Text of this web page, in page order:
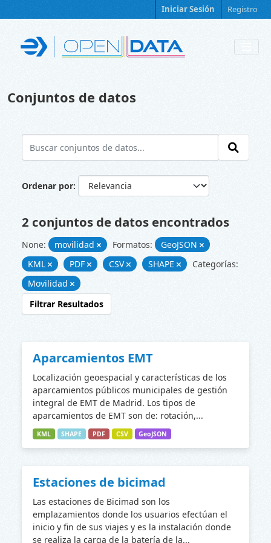
Iniciar Sesión Registro
Conjuntos de datos
Ordenar por
2 conjuntos de datos encontrados
None: movilidad Formatos:
GeoJSON
KML
PDF CSV SHAPE
Categorías:
Movilidad
Filtrar Resultados
Aparcamientos EMT
Localización geoespacial y características de los
aparcamientos públicos municipales de gestión
integral de EMT de Madrid. Los tipos de
aparcamientos de EMT son de: rotación,...
KML SHAPE PDF CSV GeoJSON
Estaciones de bicimad
Las estaciones de Bicimad son los
emplazamientos donde los usuarios efectúan el
inicio y fin de sus viajes y es la instalación donde
se realiza la carga de la batería de la...